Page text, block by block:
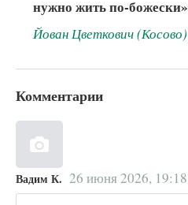
нужно жить по-божески»
Йован Цветкович (Косово)
Комментарии
Вадим К. 26 июня 2026, 19:18